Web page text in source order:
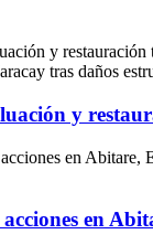
y
acciones en